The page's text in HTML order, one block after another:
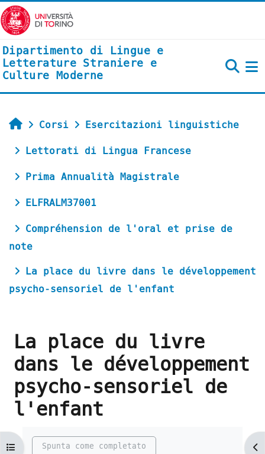
Vai al contenuto principale
Dipartimento di Lingue e
Letterature Straniere e
Culture Moderne
Apri indice del corso
Home
Corsi
Esercitazioni linguistiche
Lettorati di Lingua Francese
Prima Annualità Magistrale
ELFRALM37001
Compréhension de l'oral et prise de
note
La place du livre dans le développement
psycho-sensoriel de l'enfant
La place du livre
dans le développement
psycho-sensoriel de
l'enfant
Aggregazione dei criteri
Spunta come completato